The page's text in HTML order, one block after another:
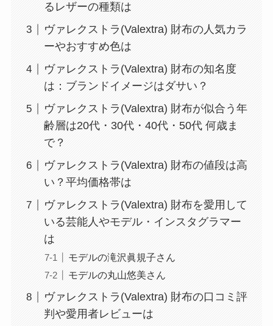
るレザーの種類は
ヴァレクストラ(Valextra) 財布の人気カラ
ーやおすすめ色は
ヴァレクストラ(Valextra) 財布の知名度
は：ブランドイメージはダサい？
ヴァレクストラ(Valextra) 財布が似合う年
齢層は20代・30代・40代・50代 何歳ま
で？
ヴァレクストラ(Valextra) 財布の値段は高
い？平均価格帯は
ヴァレクストラ(Valextra) 財布を愛用して
いる芸能人やモデル・インスタグラマー
は
モデルの滝沢眞規子さん
モデルの丸山悠美さん
ヴァレクストラ(Valextra) 財布の口コミ評
判や愛用者レビューは